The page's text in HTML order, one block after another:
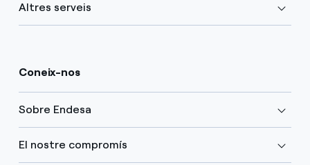
Altres serveis
Coneix-nos
Sobre Endesa
El nostre compromís